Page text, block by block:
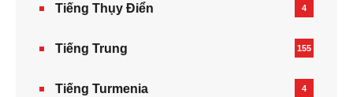
Tiếng Thụy Điển 4
Tiếng Trung 155
Tiếng Turmenia 4